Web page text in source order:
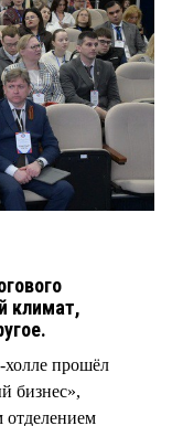
климат,
холле прошёл
бизнес»,